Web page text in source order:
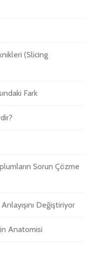
(Slicing
Fark
Sorun Çözme
Değiştiriyor
Anatomisi